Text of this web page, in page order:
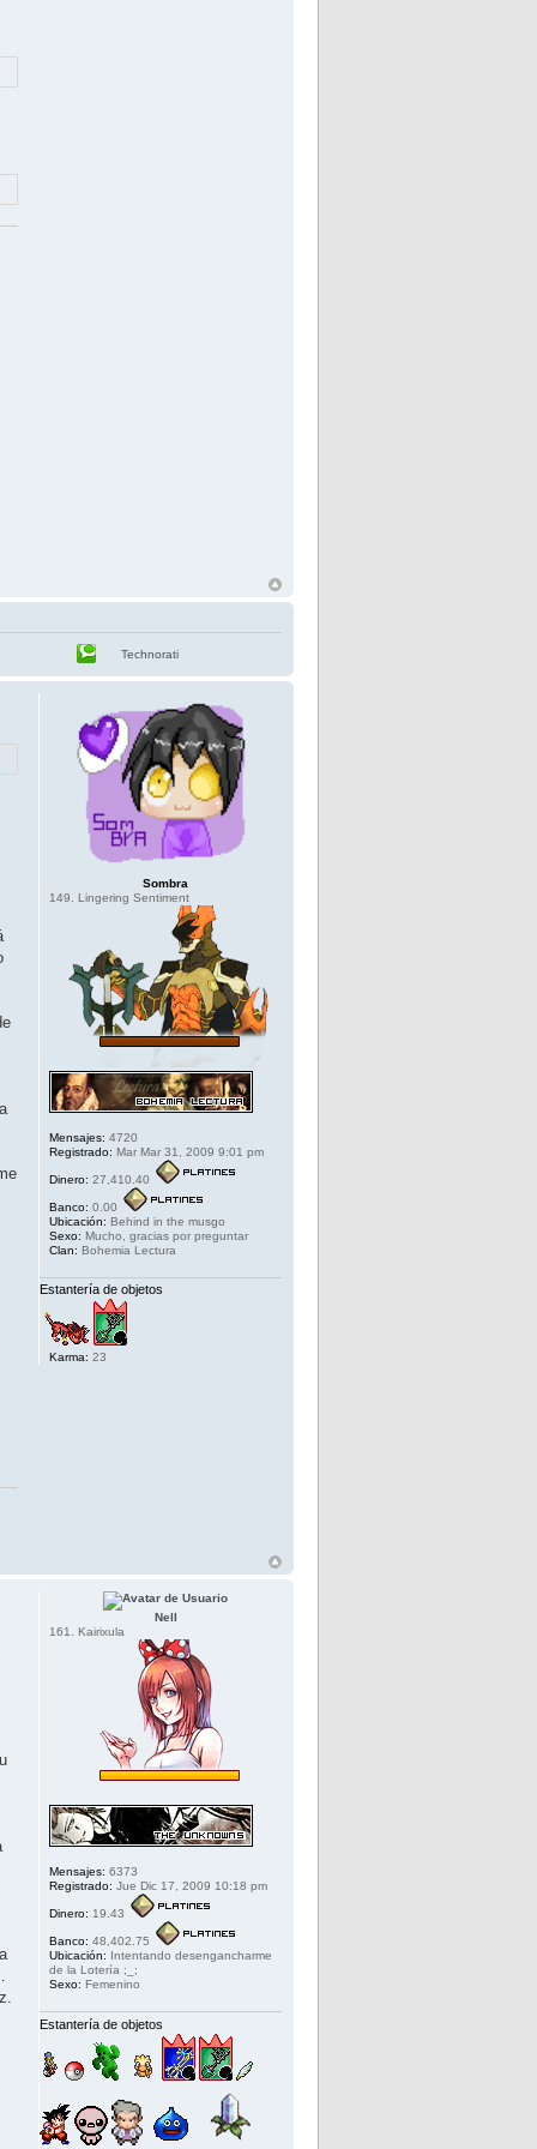
Technorati
Sombra
149. Lingering Sentiment
Mensajes: 4720
Registrado: Mar Mar 31, 2009 9:01 pm
Dinero: 27,410.40
Banco: 0.00
Ubicación: Behind in the musgo
Sexo: Mucho, gracias por preguntar
Clan: Bohemia Lectura
Estantería de objetos
Karma: 23
Nell
161. Kairixula
Mensajes: 6373
Registrado: Jue Dic 17, 2009 10:18 pm
Dinero: 19.43
Banco: 48,402.75
Ubicación: Intentando desengancharme
de la Lotería ;_;
Sexo: Femenino
Estantería de objetos